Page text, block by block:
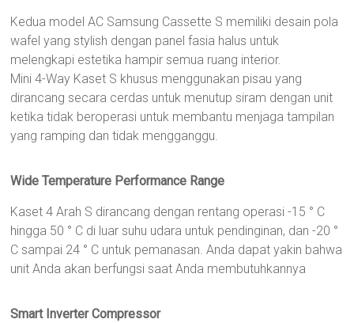
Kedua model AC Samsung Cassette S memiliki desain pola
wafel yang stylish dengan panel fasia halus untuk
melengkapi estetika hampir semua ruang interior.
Mini 4-Way Kaset S khusus menggunakan pisau yang
dirancang secara cerdas untuk menutup siram dengan unit
ketika tidak beroperasi untuk membantu menjaga tampilan
yang ramping dan tidak mengganggu.
Wide Temperature Performance Range
Kaset 4 Arah S dirancang dengan rentang operasi -15 ° C
hingga 50 ° C di luar suhu udara untuk pendinginan, dan -20 °
C sampai 24 ° C untuk pemanasan. Anda dapat yakin bahwa
unit Anda akan berfungsi saat Anda membutuhkannya
Smart Inverter Compressor